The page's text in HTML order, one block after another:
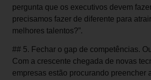
pergunta que os executivos devem
precisamos fazer de diferente para
melhores talentos?”.
## 5. Fechar o gap de competências.
Com a crescente chegada de novas
empresas estão procurando preencher